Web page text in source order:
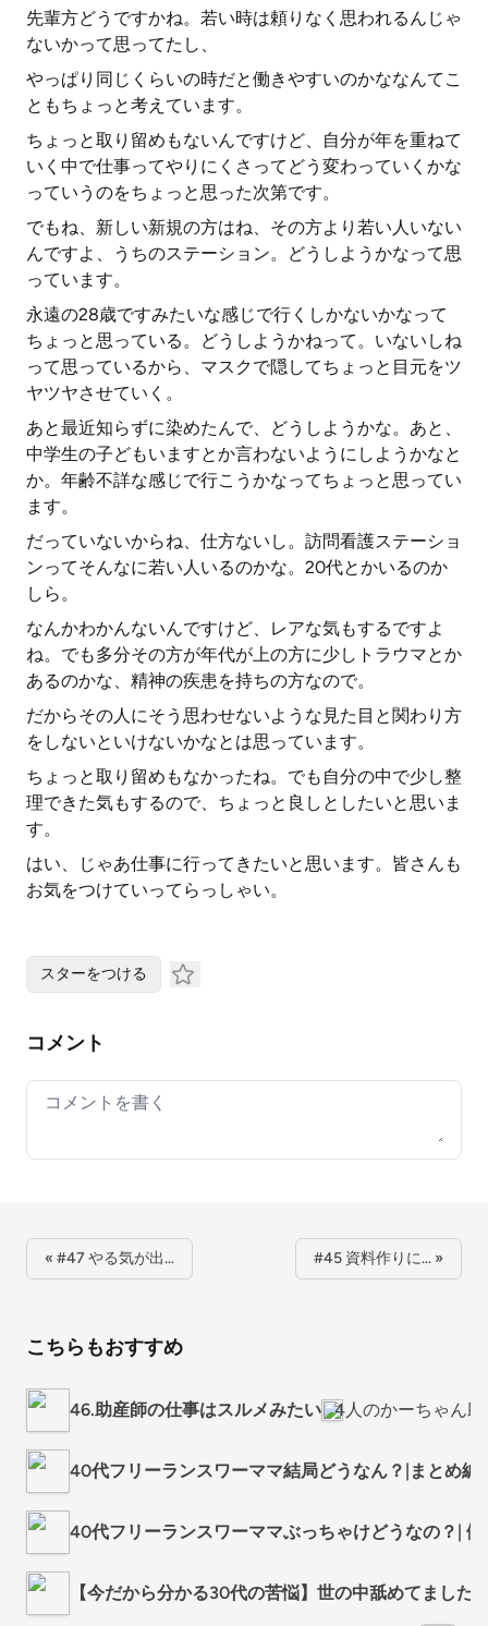
先輩方どうですかね。若い時は頼りなく思われるんじゃ
ないかって思ってたし、
やっぱり同じくらいの時だと働きやすいのかななんてこ
ともちょっと考えています。
ちょっと取り留めもないんですけど、自分が年を重ねて
いく中で仕事ってやりにくさってどう変わっていくかな
っていうのをちょっと思った次第です。
でもね、新しい新規の方はね、その方より若い人いない
んですよ、うちのステーション。どうしようかなって思
っています。
永遠の28歳ですみたいな感じで行くしかないかなって
ちょっと思っている。どうしようかねって。いないしね
って思っているから、マスクで隠してちょっと目元をツ
ヤツヤさせていく。
あと最近知らずに染めたんで、どうしようかな。あと、
中学生の子どもいますとか言わないようにしようかなと
か。年齢不詳な感じで行こうかなってちょっと思ってい
ます。
だっていないからね、仕方ないし。訪問看護ステーショ
ンってそんなに若い人いるのかな。20代とかいるのか
しら。
なんかわかんないんですけど、レアな気もするですよ
ね。でも多分その方が年代が上の方に少しトラウマとか
あるのかな、精神の疾患を持ちの方なので。
だからその人にそう思わせないような見た目と関わり方
をしないといけないかなとは思っています。
ちょっと取り留めもなかったね。でも自分の中で少し整
理できた気もするので、ちょっと良しとしたいと思いま
す。
はい、じゃあ仕事に行ってきたいと思います。皆さんも
お気をつけていってらっしゃい。
スターをつける
コメント
Your comment
« #47 やる気が出… #45 資料作りに… »
こちらもおすすめ
46.助産師の仕事はスルメみたい 4人のかーちゃん
40代フリーランスワーママ結局どうなん？|まとめ編
40代フリーランスワーママぶっちゃけどうなの？| 働
【今だから分かる30代の苦悩】世の中舐めてました